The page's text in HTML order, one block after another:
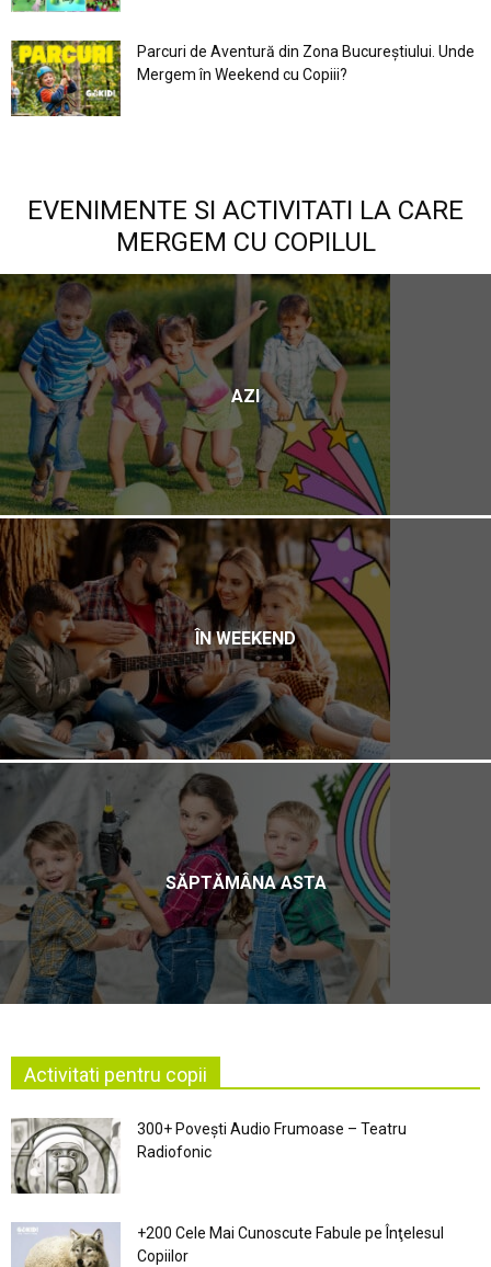
Parcuri de Aventură din Zona Bucureştiului. Unde
Mergem în Weekend cu Copiii?
EVENIMENTE SI ACTIVITATI LA CARE
MERGEM CU COPILUL
AZI
ÎN WEEKEND
SĂPTĂMÂNA ASTA
Activitati pentru copii
300+ Povești Audio Frumoase – Teatru
Radiofonic
+200 Cele Mai Cunoscute Fabule pe Înţelesul
Copiilor